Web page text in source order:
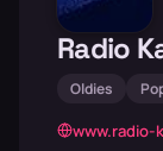
Radio
Oldies
www.radio-